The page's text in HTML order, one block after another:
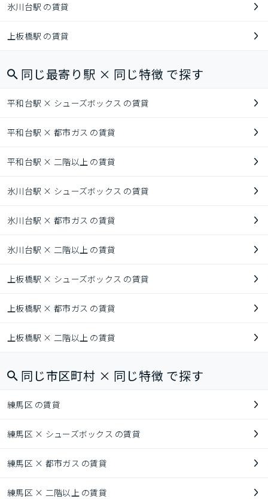
氷川台駅 の賃貸
上板橋駅 の賃貸
同じ最寄り駅 × 同じ特徴 で探す
平和台駅 × シューズボックス の賃貸
平和台駅 × 都市ガス の賃貸
平和台駅 × 二階以上 の賃貸
氷川台駅 × シューズボックス の賃貸
氷川台駅 × 都市ガス の賃貸
氷川台駅 × 二階以上 の賃貸
上板橋駅 × シューズボックス の賃貸
上板橋駅 × 都市ガス の賃貸
上板橋駅 × 二階以上 の賃貸
同じ市区町村 × 同じ特徴 で探す
練馬区 の賃貸
練馬区 × シューズボックス の賃貸
練馬区 × 都市ガス の賃貸
練馬区 × 二階以上 の賃貸